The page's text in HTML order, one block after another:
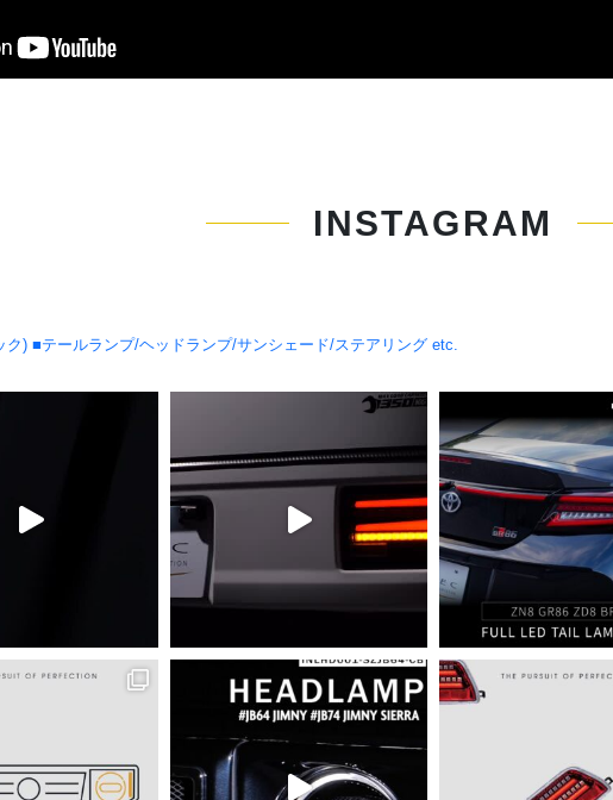
INSTAGRAM
ク) ■テールランプ/ヘッドランプ/サンシェード/ステアリング etc.